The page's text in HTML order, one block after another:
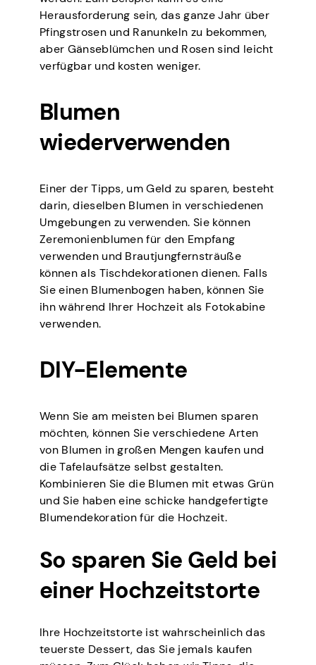
Herausforderung sein, das ganze Jahr über
Pfingstrosen und Ranunkeln zu bekommen,
aber Gänseblümchen und Rosen sind leicht
verfügbar und kosten weniger.
Blumen
wiederverwenden
Einer der Tipps, um Geld zu sparen, besteht
darin, dieselben Blumen in verschiedenen
Umgebungen zu verwenden. Sie können
Zeremonienblumen für den Empfang
verwenden und Brautjungfernsträuße
können als Tischdekorationen dienen. Falls
Sie einen Blumenbogen haben, können Sie
ihn während Ihrer Hochzeit als Fotokabine
verwenden.
DIY-Elemente
Wenn Sie am meisten bei Blumen sparen
möchten, können Sie verschiedene Arten
von Blumen in großen Mengen kaufen und
die Tafelaufsätze selbst gestalten.
Kombinieren Sie die Blumen mit etwas Grün
und Sie haben eine schicke handgefertigte
Blumendekoration für die Hochzeit.
So sparen Sie Geld bei
einer Hochzeitstorte
Ihre Hochzeitstorte ist wahrscheinlich das
teuerste Dessert, das Sie jemals kaufen